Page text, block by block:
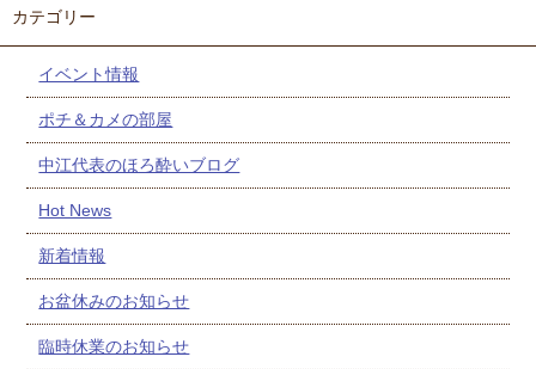
カテゴリー
イベント情報
ポチ＆カメの部屋
中江代表のほろ酔いブログ
Hot News
新着情報
お盆休みのお知らせ
臨時休業のお知らせ